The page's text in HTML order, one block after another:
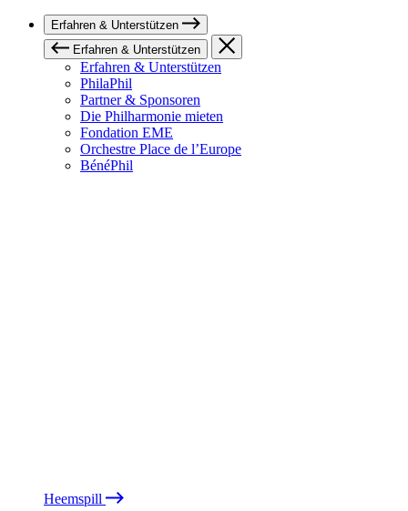
Erfahren & Unterstützen
Erfahren & Unterstützen
Erfahren & Unterstützen
PhilaPhil
Partner & Sponsoren
Die Philharmonie mieten
Fondation EME
Orchestre Place de l’Europe
BénéPhil
Heemspill